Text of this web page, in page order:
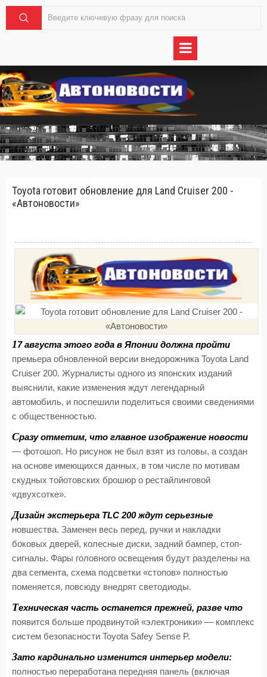
Toyota готовит обновление для Land Cruiser 200 -
«Автоновости»
17 августа этого года в Японии должна пройти
премьера обновленной версии внедорожника Toyota Land
Cruiser 200. Журналисты одного из японских изданий
выяснили, какие изменения ждут легендарный
автомобиль, и поспешили поделиться своими сведениями
с общественностью.
Сразу отметим, что главное изображение новости
— фотошоп. Но рисунок не был взят из головы, а создан
на основе имеющихся данных, в том числе по мотивам
скудных тойотовских брошюр о рестайлинговой
«двухсотке».
Дизайн экстерьера TLC 200 ждут серьезные
новшества. Заменен весь перед, ручки и накладки
боковых дверей, колесные диски, задний бампер, стоп-
сигналы. Фары головного освещения будут разделены на
два сегмента, схема подсветки «стопов» полностью
поменяется, повсюду внедрят светодиоды.
Техническая часть останется прежней, разве что
появится больше продвинутой «электроники» — комплекс
систем безопасности Toyota Safey Sense P.
Зато кардинально изменится интерьер модели:
полностью переработана передняя панель (включая